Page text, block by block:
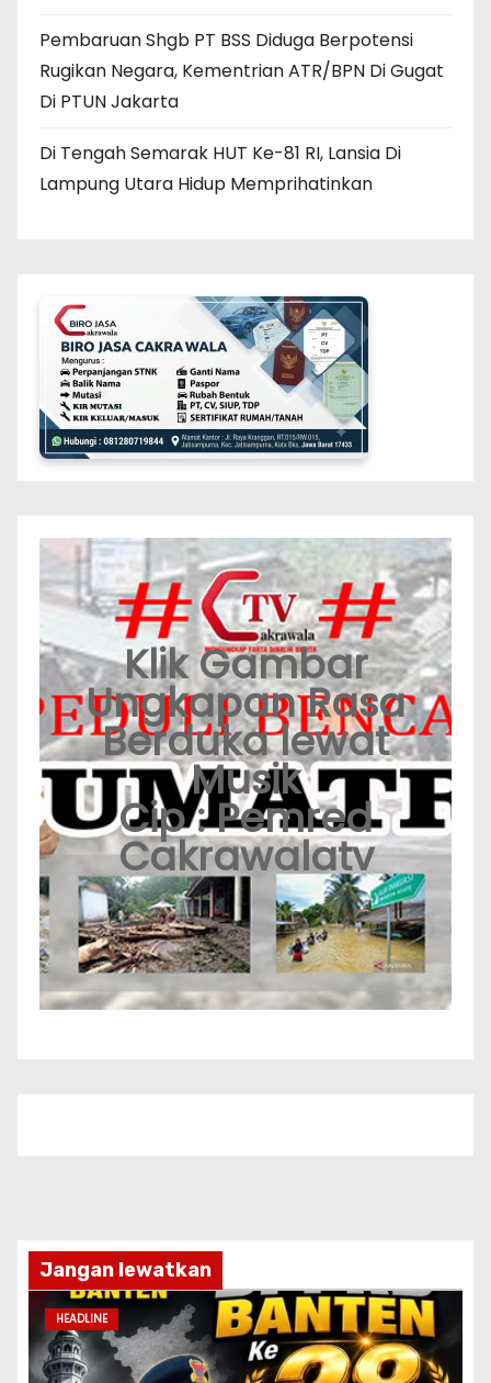
Pembaruan Shgb PT BSS Diduga Berpotensi
Rugikan Negara, Kementrian ATR/BPN Di Gugat
Di PTUN Jakarta
Di Tengah Semarak HUT Ke-81 RI, Lansia Di
Lampung Utara Hidup Memprihatinkan
Klik Gambar
Ungkapan Rasa
Berduka lewat
Musik
Cip : Pemred
Cakrawalatv
Jangan lewatkan
HEADLINE